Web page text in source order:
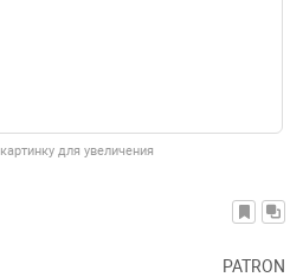
для увеличения
PATRON